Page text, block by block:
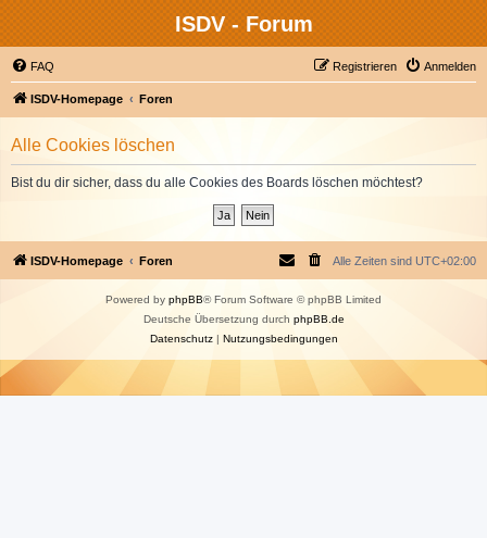
ISDV - Forum
FAQ Anmelden
Registrieren
ISDV-Homepage Foren
Alle Cookies löschen
Bist du dir sicher, dass du alle Cookies des Boards löschen möchtest?
ISDV-Homepage Foren Alle Zeiten sind UTC+02:00
Powered by phpBB® Forum Software © phpBB Limited
Deutsche Übersetzung durch phpBB.de
Datenschutz| Nutzungsbedingungen